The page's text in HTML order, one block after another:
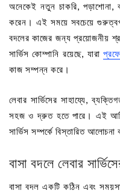
অনেকেই নতুন চাকরি, পড়াশোনা,
করেন। এই সময়ে সবচেয়ে
বদলের কাজের জন্য প্রয়োজনীয়
সার্ভিস কোম্পানি রয়েছে, যারা
কাজ সম্পন্ন করে।
লেবার সার্ভিসের সাহায্যে,
সহজ ও দ্রুত হতে পারে। এই
সার্ভিস সম্পর্কে বিস্তারিত আলোচনা
বাসা বদলে লেবার
বাসা বদল একটি কঠিন এবং